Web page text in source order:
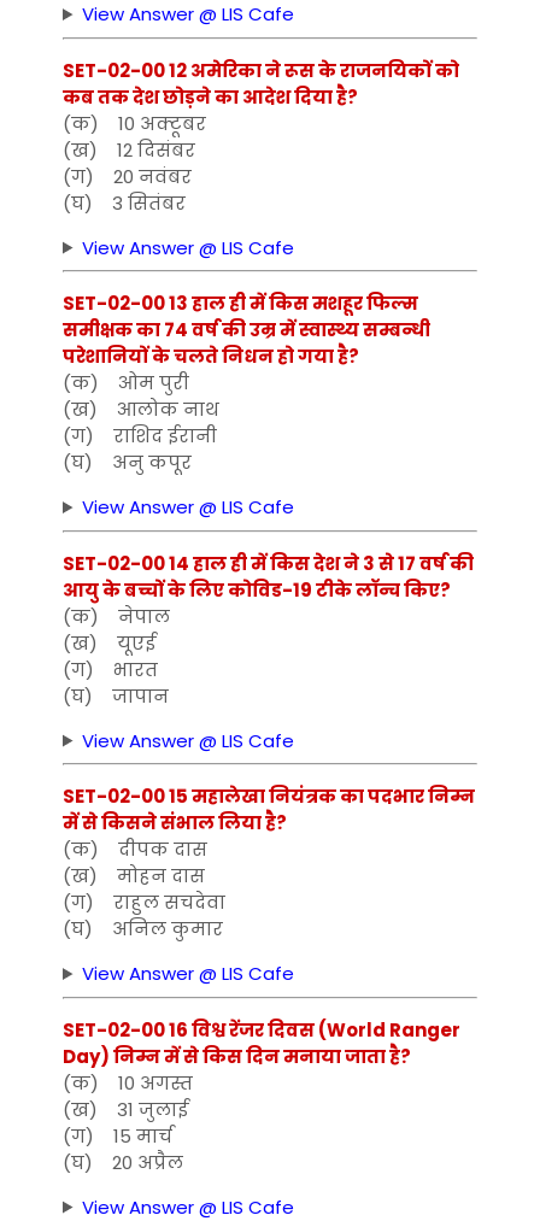
View Answer @ LIS Cafe
SET-02-00 12 अमेरिका ने रूस के राजनयिकों को
कब तक देश छोड़ने का आदेश दिया है?
(क) 10 अक्टूबर
(ख) 12 दिसंबर
(ग) 20 नवंबर
(घ) 3 सितंबर
View Answer @ LIS Cafe
SET-02-00 13 हाल ही में किस मशहूर फिल्म
समीक्षक का 74 वर्ष की उम्र में स्वास्थ्य सम्बन्धी
परेशानियों के चलते निधन हो गया है?
(क) ओम पुरी
(ख) आलोक नाथ
(ग) राशिद ईरानी
(घ) अनु कपूर
View Answer @ LIS Cafe
SET-02-00 14 हाल ही में किस देश ने 3 से 17 वर्ष की
आयु के बच्चों के लिए कोविड-19 टीके लॉन्च किए?
(क) नेपाल
(ख) यूएई
(ग) भारत
(घ) जापान
View Answer @ LIS Cafe
SET-02-00 15 महालेखा नियंत्रक का पदभार निम्न
में से किसने संभाल लिया है?
(क) दीपक दास
(ख) मोहन दास
(ग) राहुल सचदेवा
(घ) अनिल कुमार
View Answer @ LIS Cafe
SET-02-00 16 विश्व रेंजर दिवस (World Ranger
Day) निम्न में से किस दिन मनाया जाता है?
(क) 10 अगस्त
(ख) 31 जुलाई
(ग) 15 मार्च
(घ) 20 अप्रैल
View Answer @ LIS Cafe